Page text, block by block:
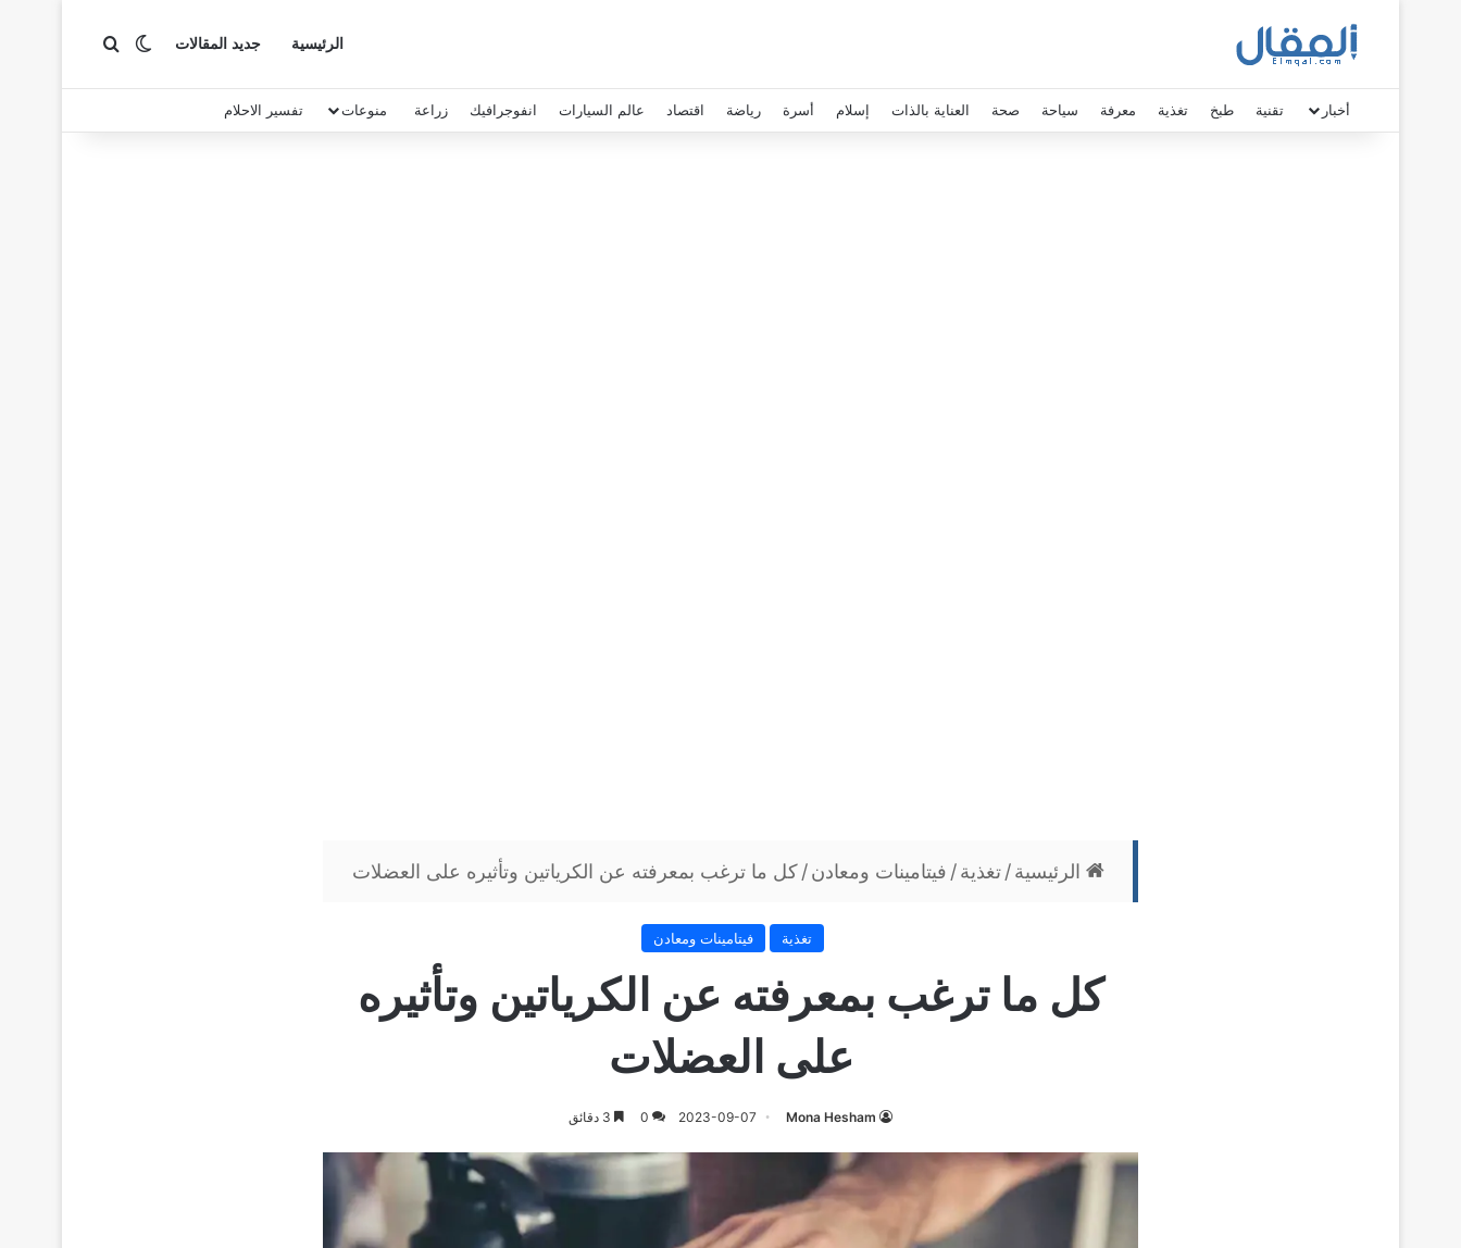
الرئيسية جديد المقالات الوضع المظلم
بحث عن
أخبار تقنية طبخ تغذية معرفة سياحة صحة العناية بالذات إسلام أسرة رياضة اقتصاد عالم السيارات انفوجرافيك زراعة منوعات تفسير الاحلام
الرئيسية / تغذية / فيتامينات ومعادن / كل ما ترغب بمعرفته عن الكرياتين وتأثيره على العضلات
تغذية فيتامينات ومعادن
كل ما ترغب بمعرفته عن الكرياتين وتأثيره
على العضلات
Mona Hesham
2023-09-07
0